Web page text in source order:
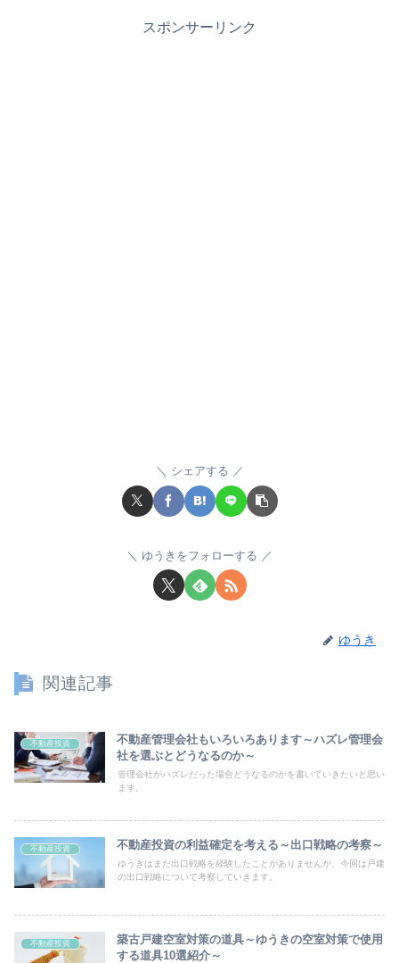
スポンサーリンク
シェアする
ゆうきをフォローする
ゆうき
関連記事
不動産投資
不動産管理会社もいろいろあります～ハズレ管理会
社を選ぶとどうなるのか～
管理会社がハズレだった場合どうなるのかを書いていきたいと思い
ます。
不動産投資 不動産投資の利益確定を考える～出口戦略の考察～
ゆうきはまだ出口戦略を経験したことがありませんが、今回は戸建
の出口戦略について考察していきます。
不動産投資
築古戸建空室対策の道具～ゆうきの空室対策で使用
する道具10選紹介～